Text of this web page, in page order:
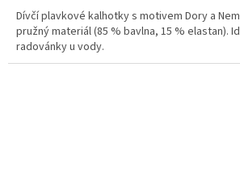
Dívčí plavkové kalhotky s motivem Dory a
pružný materiál (85 % bavlna, 15 % elastan).
radovánky u vody.